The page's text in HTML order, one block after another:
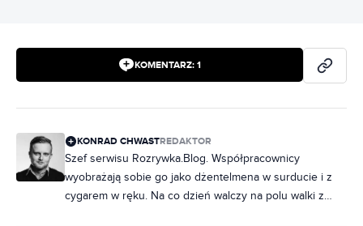
KOMENTARZ: 1
KONRAD CHWASTREDAKTOR
Szef serwisu Rozrywka.Blog. Współpracownicy
wyobrażają sobie go jako dżentelmena w surducie i z
cygarem w ręku. Na co dzień walczy na polu walki z